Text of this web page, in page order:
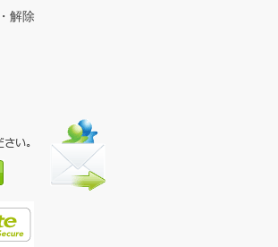
解除